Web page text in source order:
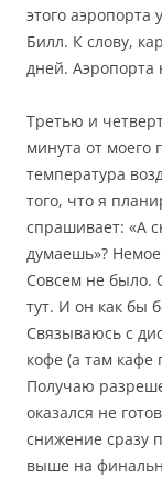
этого аэропорта
Билл. К слову,
дней. Аэропорта
Третью и
минута от моего
температура
того, что я
спрашивает: «А
думаешь»?
Совсем не было.
тут. И он как бы
Связываюсь с
кофе (а там кафе
Получаю
оказался не
снижение сразу
выше на